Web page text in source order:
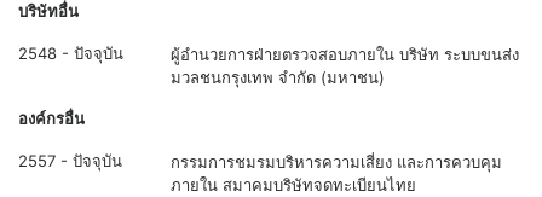
บริษัทอื่น
2548 - ปัจจุบัน
ผู้อำนวยการฝ่ายตรวจสอบภายใน บริษัท ระบบขนส่ง
มวลชนกรุงเทพ จำกัด (มหาชน)
องค์กรอื่น
2557 - ปัจจุบัน
กรรมการชมรมบริหารความเสี่ยง และการควบคุม
ภายใน สมาคมบริษัทจดทะเบียนไทย